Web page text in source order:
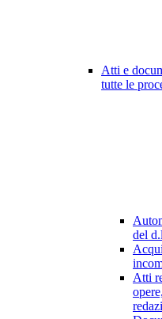
Atti e
tutte le
del
Atti